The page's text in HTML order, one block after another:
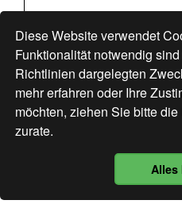
Diese Website verwendet
Funktionalität notwendig
Richtlinien dargelegten
mehr erfahren oder Ihre
möchten, ziehen Sie bitte die
zurate.
Alles
Fr:
16:00–18:30 Uhr
Sa: 12:00–17:00 Uhr
Hohlstrasse 122
www.bogen33.ch